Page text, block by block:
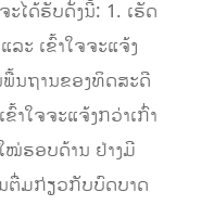
ໄດ້ຮັບດັ່ງນີ້: 1. ເຮັດ
ະ ເຂົ້າໃຈຈະແຈ້ງ
ນຖານຂອງທິດສະດີ
າໃຈຈະແຈ້ງກວ່າເກົ່າ
ໝ່ຮອບດ້ານ ຢ່າງມີ
ຕື່ມກ່ຽວກັບບົດບາດ